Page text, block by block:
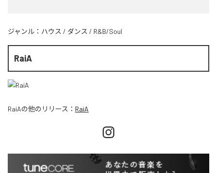
ジャンル： ハウス / ダンス / R&B/Soul
RaiA
RaiAの他のリリース： RaiA